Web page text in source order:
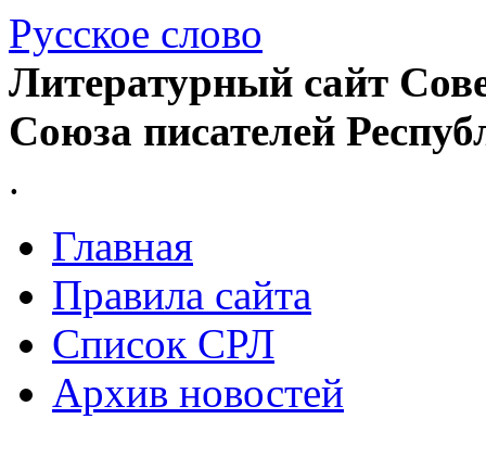
Русское слово
Литературный сайт
Союза писателей
.
Главная
Правила сайта
Список СРЛ
Архив новостей